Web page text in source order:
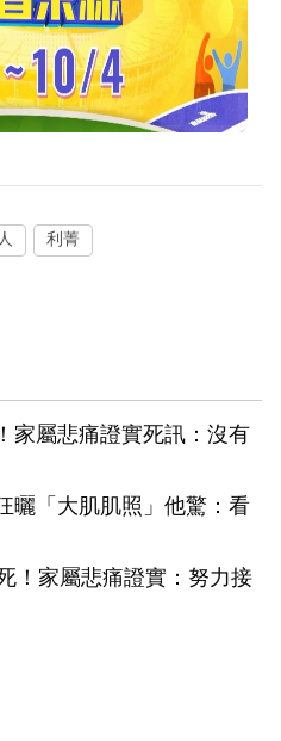
利菁
家屬悲痛證實死訊：沒有
曬「大肌肌照」他驚：看
！家屬悲痛證實：努力接